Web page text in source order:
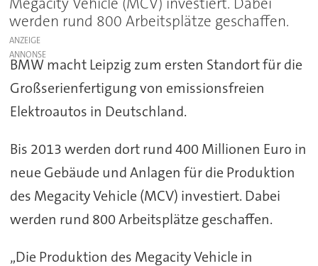
werden rund 800 Arbeitsplätze geschaffen.
ANZEIGE
BMW macht Leipzig zum ersten Standort für die
Großserienfertigung von emissionsfreien
Elektroautos in Deutschland.
Bis 2013 werden dort rund 400 Millionen Euro in
neue Gebäude und Anlagen für die Produktion
des Megacity Vehicle (MCV) investiert. Dabei
werden rund 800 Arbeitsplätze geschaffen.
„Die Produktion des Megacity Vehicle in